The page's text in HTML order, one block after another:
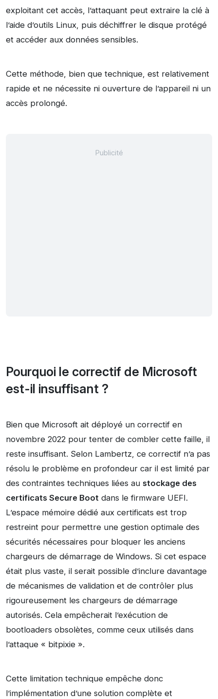
exploitant cet accès, l’attaquant peut extraire la clé à
l’aide d’outils Linux, puis déchiffrer le disque protégé
et accéder aux données sensibles.
Cette méthode, bien que technique, est relativement
rapide et ne nécessite ni ouverture de l’appareil ni un
accès prolongé.
Pourquoi le correctif de Microsoft
est-il insuffisant ?
Bien que Microsoft ait déployé un correctif en
novembre 2022 pour tenter de combler cette faille, il
reste insuffisant. Selon Lambertz, ce correctif n’a pas
résolu le problème en profondeur car il est limité par
des contraintes techniques liées au stockage des
certificats Secure Boot dans le firmware UEFI.
L’espace mémoire dédié aux certificats est trop
restreint pour permettre une gestion optimale des
sécurités nécessaires pour bloquer les anciens
chargeurs de démarrage de Windows. Si cet espace
était plus vaste, il serait possible d’inclure davantage
de mécanismes de validation et de contrôler plus
rigoureusement les chargeurs de démarrage
autorisés. Cela empêcherait l’exécution de
bootloaders obsolètes, comme ceux utilisés dans
l’attaque « bitpixie ».
Cette limitation technique empêche donc
l’implémentation d’une solution complète et